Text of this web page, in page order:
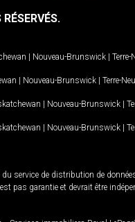
| Nouveau-Brunswick | Terre-
| Nouveau-Brunswick | Terre-
| Nouveau-Brunswick |
| Nouveau-Brunswick |
du service de distribution de
pas garantie et devrait être